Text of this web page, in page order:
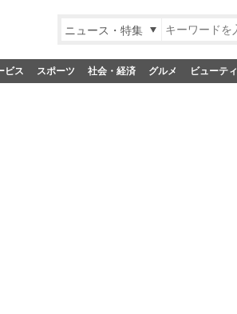
ニュース・特集
ビス スポーツ 社会・経済 グルメ ビューティ